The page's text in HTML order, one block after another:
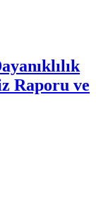
Raporu ve